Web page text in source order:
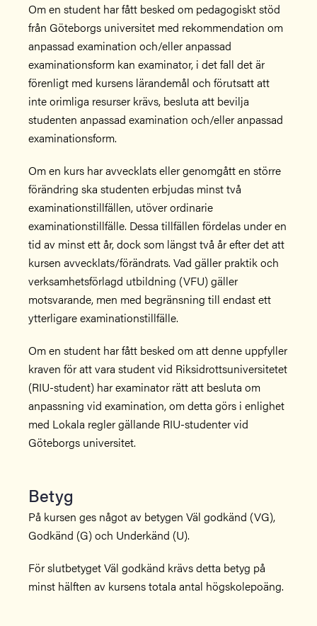
Om en student har fått besked om pedagogiskt stöd
från Göteborgs universitet med rekommendation om
anpassad examination och/eller anpassad
examinationsform kan examinator, i det fall det är
förenligt med kursens lärandemål och förutsatt att
inte orimliga resurser krävs, besluta att bevilja
studenten anpassad examination och/eller anpassad
examinationsform.
Om en kurs har avvecklats eller genomgått en större
förändring ska studenten erbjudas minst två
examinationstillfällen, utöver ordinarie
examinationstillfälle. Dessa tillfällen fördelas under en
tid av minst ett år, dock som längst två år efter det att
kursen avvecklats/förändrats. Vad gäller praktik och
verksamhetsförlagd utbildning (VFU) gäller
motsvarande, men med begränsning till endast ett
ytterligare examinationstillfälle.
Om en student har fått besked om att denne uppfyller
kraven för att vara student vid Riksidrottsuniversitetet
(RIU-student) har examinator rätt att besluta om
anpassning vid examination, om detta görs i enlighet
med Lokala regler gällande RIU-studenter vid
Göteborgs universitet.
Betyg
På kursen ges något av betygen Väl godkänd (VG),
Godkänd (G) och Underkänd (U).
För slutbetyget Väl godkänd krävs detta betyg på
minst hälften av kursens totala antal högskolepoäng.